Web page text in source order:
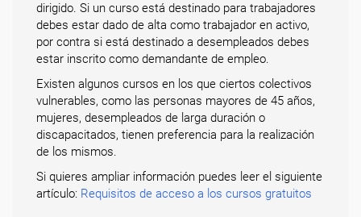
dirigido. Si un curso está destinado para trabajadores
debes estar dado de alta como trabajador en activo,
por contra si está destinado a desempleados debes
estar inscrito como demandante de empleo.
Existen algunos cursos en los que ciertos colectivos
vulnerables, como las personas mayores de 45 años,
mujeres, desempleados de larga duración o
discapacitados, tienen preferencia para la realización
de los mismos.
Si quieres ampliar información puedes leer el siguiente
artículo: Requisitos de acceso a los cursos gratuitos